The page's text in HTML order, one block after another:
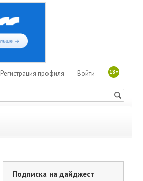
18+
Войти
Регистрация профиля
Подписка на дайджест